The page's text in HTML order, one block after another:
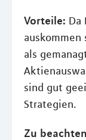
Vorteile: Da
als
sind gut
Strategien.
Zu